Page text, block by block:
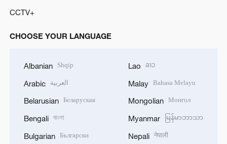
CCTV+
CHOOSE YOUR LANGUAGE
Albanian Shqip
Arabic العربية
Belarusian Беларуская
Bengali বাংলা
Bulgarian Български
Lao ລາວ
Malay Bahasa Melayu
Mongolian Монгол
Myanmar မြန်မာဘာသာ
Nepali नेपाली